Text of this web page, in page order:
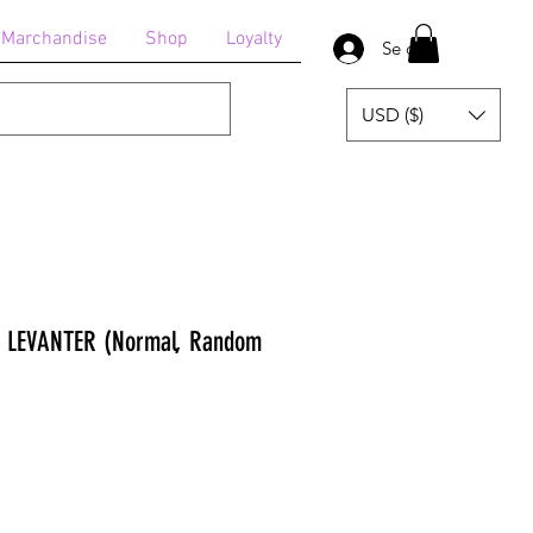
Marchandise Shop Loyalty Se connecter
USD ($)
(Normal, Random